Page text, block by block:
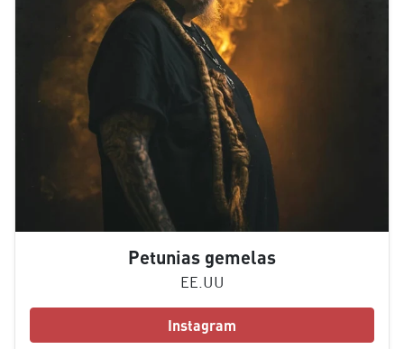
Petunias gemelas
EE.UU
Instagram